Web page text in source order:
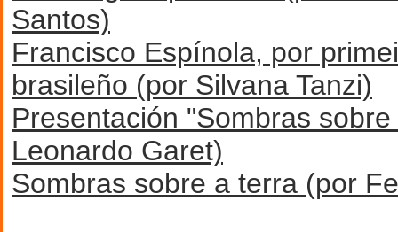
Santos)
Francisco Espínola, por
brasileño (por Silvana Tanzi)
Presentación "Sombras
Leonardo Garet)
Sombras sobre a terra (por